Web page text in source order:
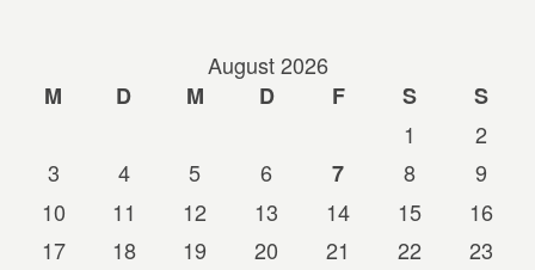
August 2026
M
D M D F S
S
1
2
3
4 5 6 7 8
9
10
11 12 13 14 15
16
17
18 19 20 21 22
23